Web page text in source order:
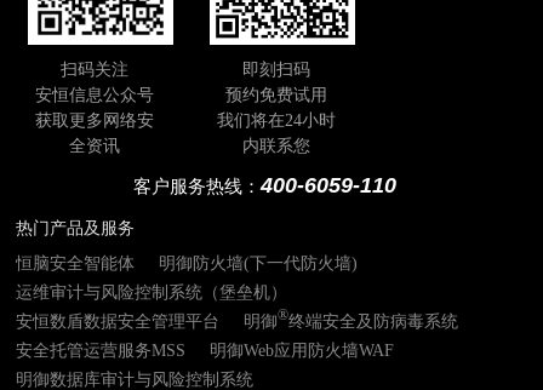
扫码关注
安恒信息公众号
获取更多网络安
全资讯
即刻扫码
预约免费试用
我们将在24小时
内联系您
客户服务热线：400-6059-110
热门产品及服务
恒脑安全智能体
明御防火墙(下一代防火墙)
运维审计与风险控制系统（堡垒机）
安恒数盾数据安全管理平台
明御®终端安全及防病毒系统
安全托管运营服务MSS
明御Web应用防火墙WAF
明御数据库审计与风险控制系统